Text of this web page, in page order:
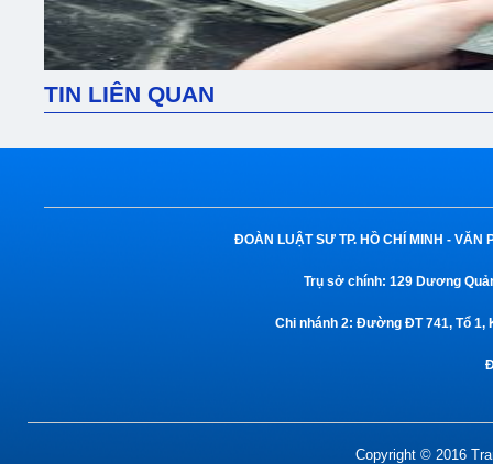
TIN LIÊN QUAN
ĐOÀN LUẬT SƯ TP. HỒ CHÍ MINH - VĂN
Trụ sở chính: 129 Dương
Chi nhánh 2: Đường ĐT 741, Tổ 1,
Copyright © 2016